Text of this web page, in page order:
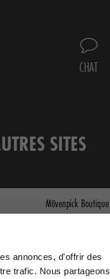
annonces, d'offrir des
trafic. Nous partageons
CHAT
SITES
Mövenpick Boutique